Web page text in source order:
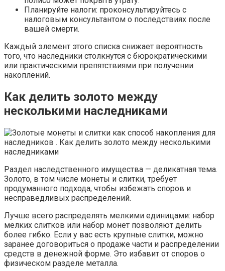
Планируйте налоги: проконсультируйтесь с
налоговым консультантом о последствиях после
вашей смерти.
Каждый элемент этого списка снижает вероятность
того, что наследники столкнутся с бюрократическими
или практическими препятствиями при получении
накоплений.
Как делить золото между
несколькими наследниками
Раздел наследственного имущества — деликатная тема.
Золото, в том числе монеты и слитки, требует
продуманного подхода, чтобы избежать споров и
несправедливых распределений.
Лучше всего распределять мелкими единицами: набор
мелких слитков или набор монет позволяют делить
более гибко. Если у вас есть крупные слитки, можно
заранее договориться о продаже части и распределении
средств в денежной форме. Это избавит от споров о
физическом разделе металла.